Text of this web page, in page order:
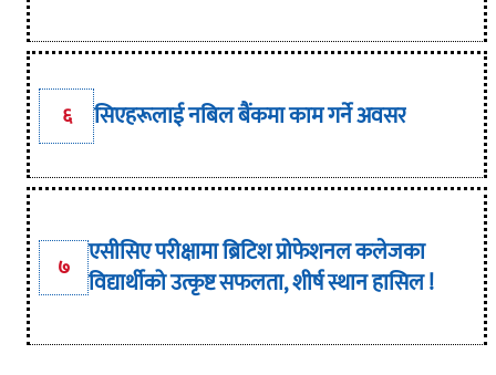
६ सिएहरूलाई नबिल बैंकमा काम गर्ने अवसर
७ एसीसिए परीक्षामा ब्रिटिश प्रोफेशनल कलेजका
विद्यार्थीको उत्कृष्ट सफलता, शीर्ष स्थान हासिल !